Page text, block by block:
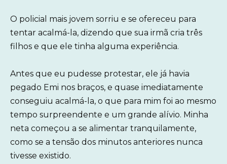
O policial mais jovem sorriu e se ofereceu para
tentar acalmá-la, dizendo que sua irmã cria três
filhos e que ele tinha alguma experiência.
Antes que eu pudesse protestar, ele já havia
pegado Emi nos braços, e quase imediatamente
conseguiu acalmá-la, o que para mim foi ao mesmo
tempo surpreendente e um grande alívio. Minha
neta começou a se alimentar tranquilamente,
como se a tensão dos minutos anteriores nunca
tivesse existido.